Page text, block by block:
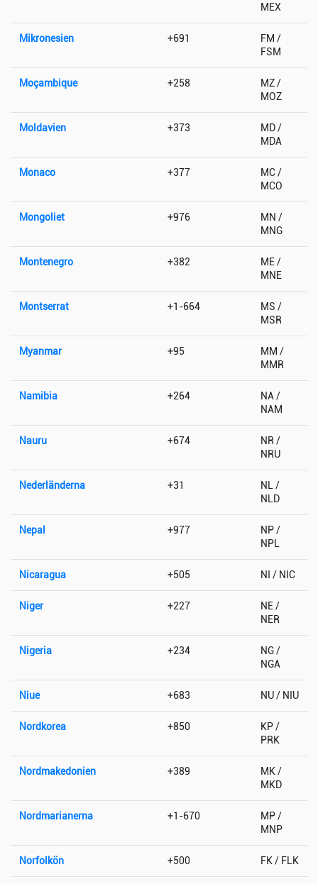
MEX
Mikronesien +691
FM /
FSM
Moçambique +258
MZ /
MOZ
Moldavien +373
MD /
MDA
Monaco +377
MC /
MCO
Mongoliet +976
MN /
MNG
Montenegro +382
ME /
MNE
Montserrat +1-664
MS /
MSR
Myanmar +95
MM /
MMR
Namibia +264
NA /
NAM
Nauru +674
NR /
NRU
Nederländerna +31
NL /
NLD
Nepal +977
NP /
NPL
Nicaragua +505 NI / NIC
Niger +227
NE /
NER
Nigeria +234
NG /
NGA
Niue +683 NU / NIU
Nordkorea +850
KP /
PRK
Nordmakedonien +389
MK /
MKD
Nordmarianerna +1-670
MP /
MNP
Norfolkön +500 FK / FLK